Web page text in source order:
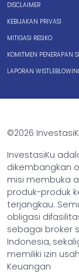
DISCLAIMER
KEBIJAKAN PRIVASI
MITIGASI RESIKO
KOMITMEN PENERAPAN
LAPORAN
©2026
InvestasiKu
dikembangkan
misi membuka
produk-produk
terjangkau.
obligasi
sebagai broker
Indonesia,
memiliki izin
Keuangan